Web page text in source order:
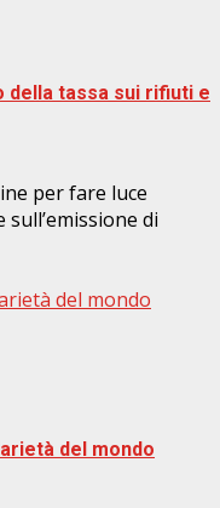
della tassa sui rifiuti e
per fare luce
di
del mondo
del mondo